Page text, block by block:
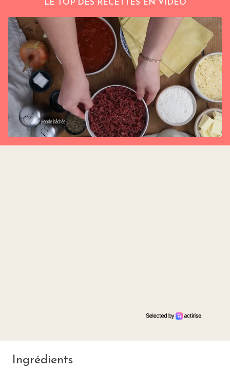
LE TOP DES RECETTES EN VIDEO
Ingrédients